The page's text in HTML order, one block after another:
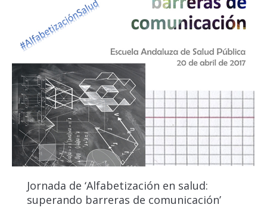
Jornada de ‘Alfabetización en salud:
superando barreras de comunicación’